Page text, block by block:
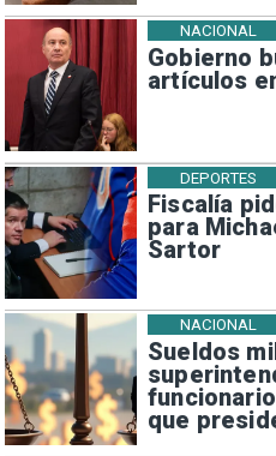
Gobierno
artículos
NACIONAL
Fiscalía
para
Sartor
DEPORTES
Sueldos
que
NACIONAL